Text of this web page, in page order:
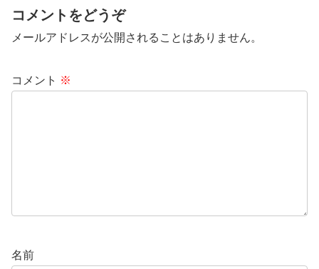
コメントをどうぞ
メールアドレスが公開されることはありません。
コメント ※
名前